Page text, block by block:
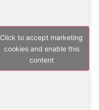
Click to accept marketing
cookies and enable this
content